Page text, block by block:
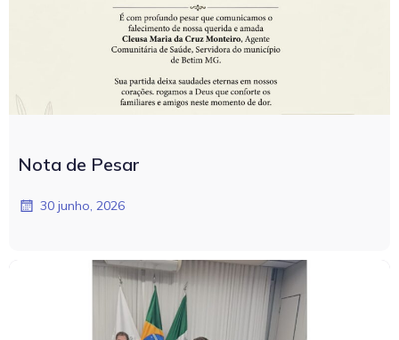
Nota de Pesar
30 junho, 2026